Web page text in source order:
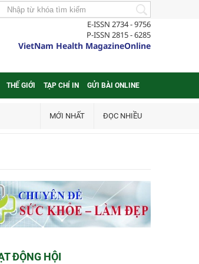
E-ISSN 2734 - 9756
P-ISSN 2815 - 6285
VietNam Health MagazineOnline
THẾ GIỚI TẠP CHÍ IN GỬI BÀI ONLINE
MỚI NHẤT ĐỌC NHIỀU
ĐỘNG HỘI